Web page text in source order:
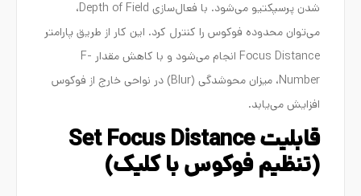
شدن پرسپکتیو می‌شود. با فعال‌سازی Depth of Field،
می‌توان محدوده فوکوس را کنترل کرد. این کار از طریق پارامتر
Focus Distance انجام می‌شود و با کاهش مقدار F-
Number، میزان محوشدگی (Blur) در نواحی خارج از فوکوس
افزایش می‌یابد.
قابلیت Set Focus Distance
(تنظیم فوکوس با کلیک)